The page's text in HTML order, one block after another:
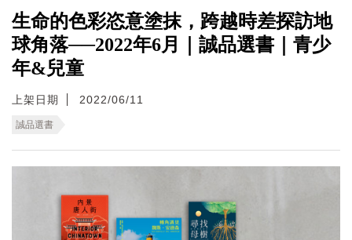
生命的色彩恣意塗抹，跨越時差探訪地
球角落──2022年6月｜誠品選書｜青少
年&兒童
上架日期 2022/06/11
誠品選書